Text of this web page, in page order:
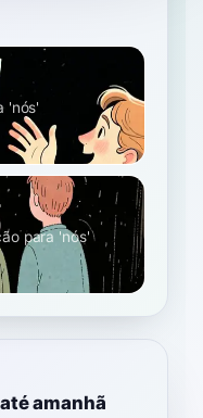
'nós'
para 'nós'
amanhã